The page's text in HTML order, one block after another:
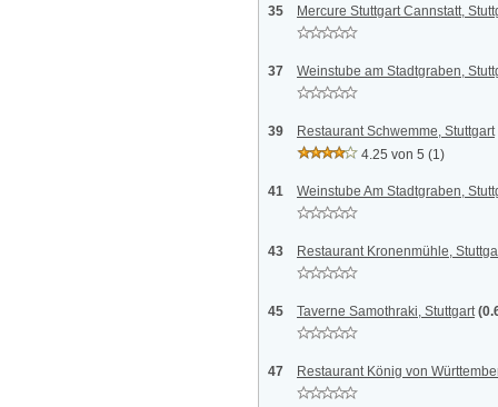
35 Mercure Stuttgart Cannstatt,
37 Weinstube am Stadtgraben,
39
Restaurant Schwemme, Stuttgart
4.25 von 5 (1)
41 Weinstube Am Stadtgraben,
43 Restaurant Kronenmühle,
45 Taverne Samothraki, Stuttgart
47 Restaurant König von